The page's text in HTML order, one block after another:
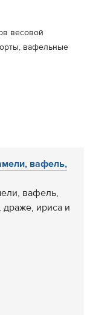
весовой
вафельные
вафель,
вафель,
ириса и